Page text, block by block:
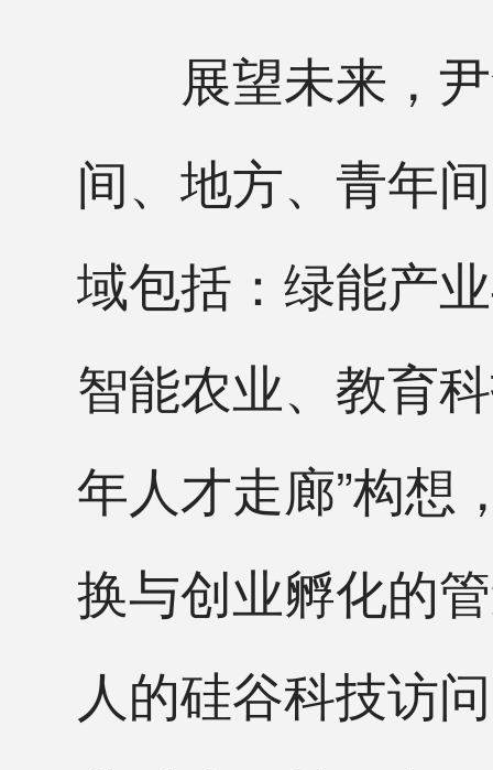
展望未来，尹
间、地方、青年
域包括：绿能产
智能农业、教育
年人才走廊”构想
换与创业孵化的
人的硅谷科技访